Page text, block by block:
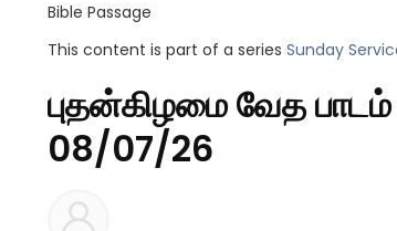
Bible Passage
This content is part of a series Sunday
புதன்கிழமை வேத
08/07/26